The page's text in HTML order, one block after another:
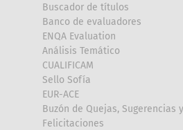
Buscador de títulos
Banco de evaluadores
ENQA Evaluation
Análisis Temático
CUALIFICAM
Sello Sofía
EUR-ACE
Buzón de Quejas, Sugerencias y
Felicitaciones